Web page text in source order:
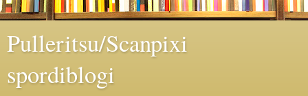
Pulleritsu/Scanpixi
spordiblogi